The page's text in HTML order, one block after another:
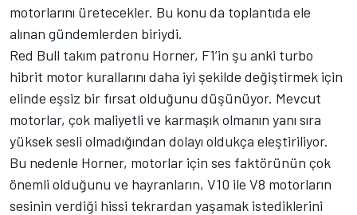
motorlarını üretecekler. Bu konu da toplantıda ele
alınan gündemlerden biriydi.
Red Bull takım patronu Horner, F1’in şu anki turbo
hibrit motor kurallarını daha iyi şekilde değiştirmek için
elinde eşsiz bir fırsat olduğunu düşünüyor. Mevcut
motorlar, çok maliyetli ve karmaşık olmanın yanı sıra
yüksek sesli olmadığından dolayı oldukça eleştiriliyor.
Bu nedenle Horner, motorlar için ses faktörünün çok
önemli olduğunu ve hayranların, V10 ile V8 motorların
sesinin verdiği hissi tekrardan yaşamak istediklerini